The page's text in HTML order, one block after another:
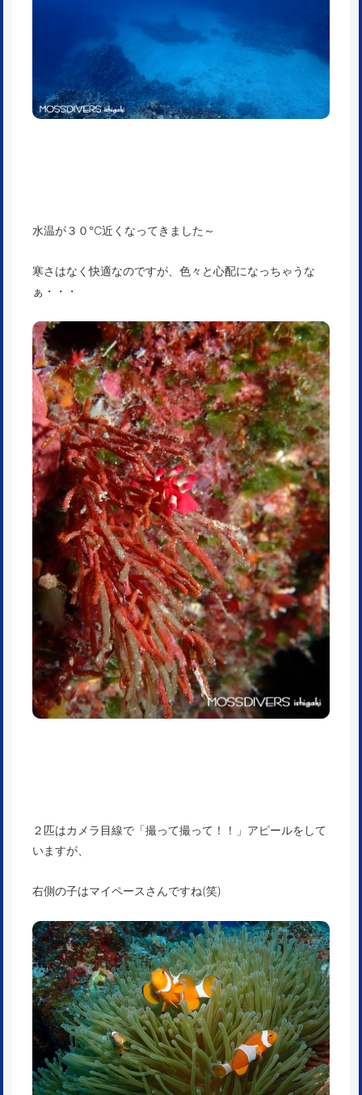
水温が３０℃近くなってきました～
寒さはなく快適なのですが、色々と心配になっちゃうな
ぁ・・・
２匹はカメラ目線で「撮って撮って！！」アピールをして
いますが、
右側の子はマイペースさんですね(笑)